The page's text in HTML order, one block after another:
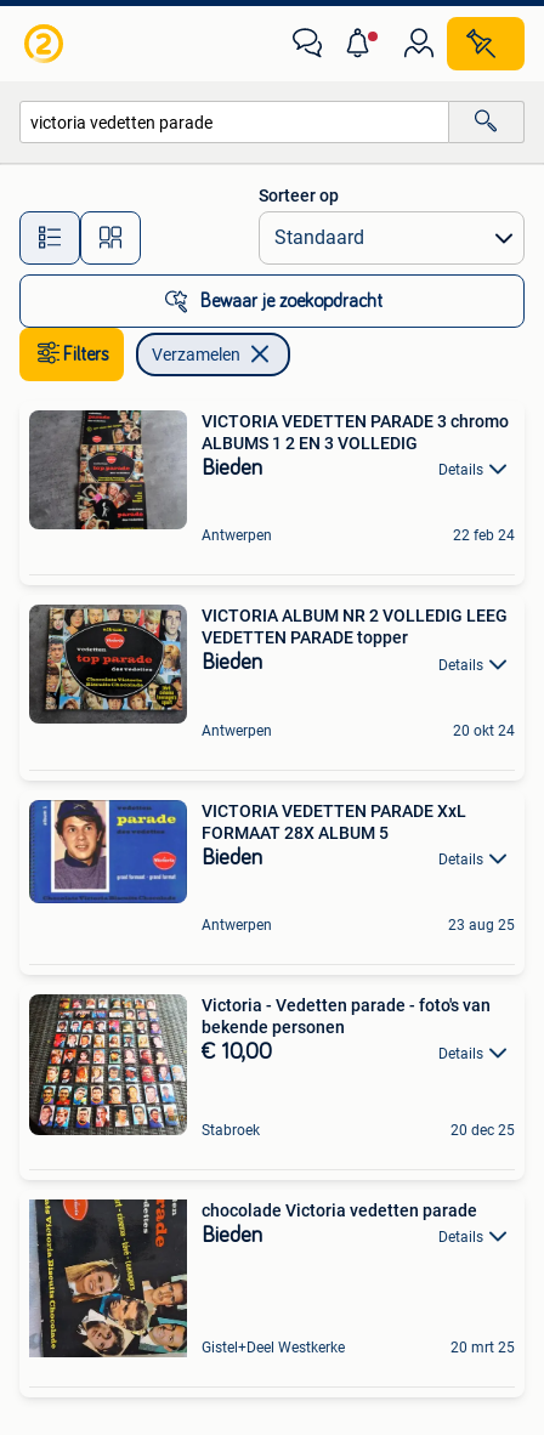
Alle afstanden…
Sorteer op
Bewaar je zoekopdracht
Filters Verzamelen
VICTORIA VEDETTEN PARADE 3 chromo
ALBUMS 1 2 EN 3 VOLLEDIG
Bieden Details
Antwerpen 22 feb 24
VICTORIA ALBUM NR 2 VOLLEDIG LEEG
VEDETTEN PARADE topper
Bieden Details
Antwerpen 20 okt 24
VICTORIA VEDETTEN PARADE XxL
FORMAAT 28X ALBUM 5
Bieden Details
Antwerpen 23 aug 25
Victoria - Vedetten parade - foto's van
bekende personen
€ 10,00 Details
Stabroek 20 dec 25
chocolade Victoria vedetten parade
Bieden Details
Gistel+Deel Westkerke 20 mrt 25